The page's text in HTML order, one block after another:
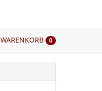
WARENKORB 0